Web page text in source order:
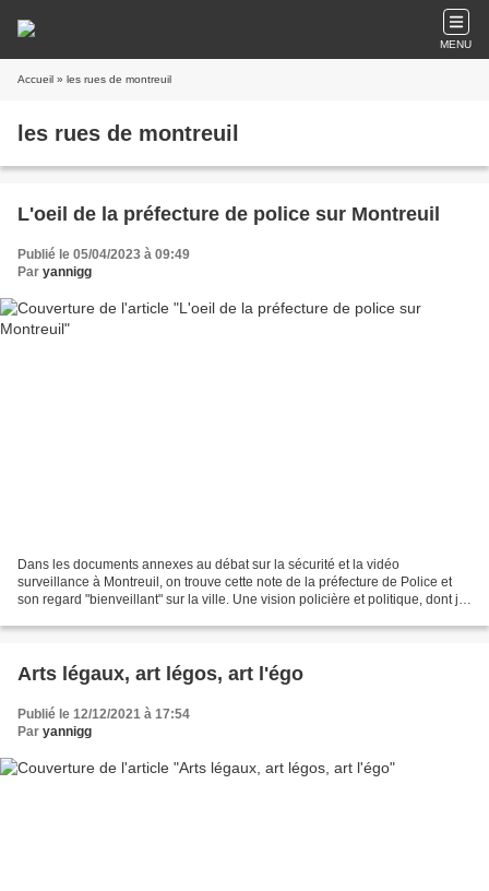
MENU
Accueil » les rues de montreuil
les rues de montreuil
L'oeil de la préfecture de police sur Montreuil
Publié le 05/04/2023 à 09:49
Par yannigg
Dans les documents annexes au débat sur la sécurité et la vidéo
surveillance à Montreuil, on trouve cette note de la préfecture de Police et
son regard "bienveillant" sur la ville. Une vision policière et politique, dont je
Arts légaux, art légos, art l'égo
Publié le 12/12/2021 à 17:54
Par yannigg